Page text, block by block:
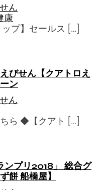
ん
康
プ】セールス […]
びせん【クアトロえ
ン
ん
ら ◆【クアト […]
ンプリ2018」 総合グ
餅 船橋屋】